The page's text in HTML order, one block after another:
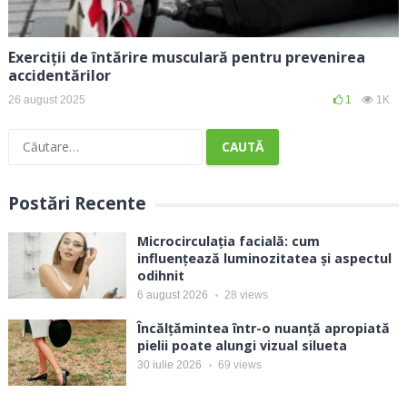
Exerciții de întărire musculară pentru prevenirea
accidentărilor
26 august 2025 1 1K
Caută
Postări Recente
Microcirculația facială: cum
influențează luminozitatea și aspectul
odihnit
6 august 2026 28 views
Încălțămintea într-o nuanță apropiată
pielii poate alungi vizual silueta
30 iulie 2026 69 views